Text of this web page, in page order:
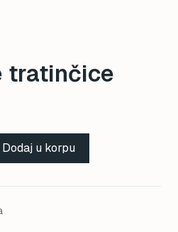
tratinčice
Dodaj u korpu